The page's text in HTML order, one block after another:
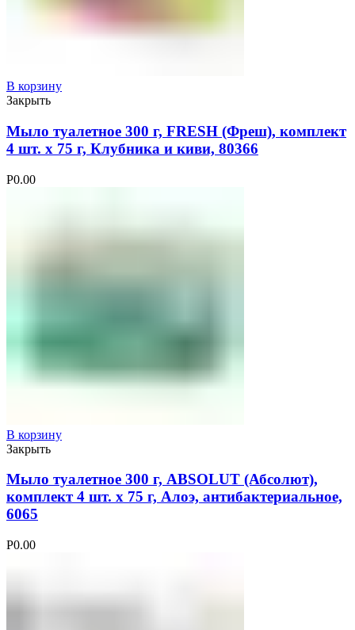
В корзину
Закрыть
Мыло туалетное 300 г, FRESH (Фреш), комплект
4 шт. х 75 г, Клубника и киви, 80366
Р0.00
В корзину
Закрыть
Мыло туалетное 300 г, ABSOLUT (Абсолют),
комплект 4 шт. х 75 г, Алоэ, антибактериальное,
6065
Р0.00